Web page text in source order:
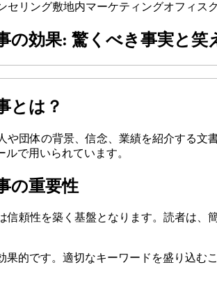
セリング敷地内マーケティングオフィス
の効果: 驚くべき事実と笑
とは？
や団体の背景、信念、業績を紹介する
で用いられています。
の重要性
信頼性を築く基盤となります。読者は
果的です。適切なキーワードを盛り込